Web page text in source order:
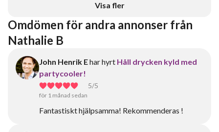
Visa fler
Omdömen för andra annonser från
Nathalie B
John Henrik Ehar hyrt Håll drycken kyld med
partycooler!
5/5
för 1 månad sedan
Fantastiskt hjälpsamma! Rekommenderas !